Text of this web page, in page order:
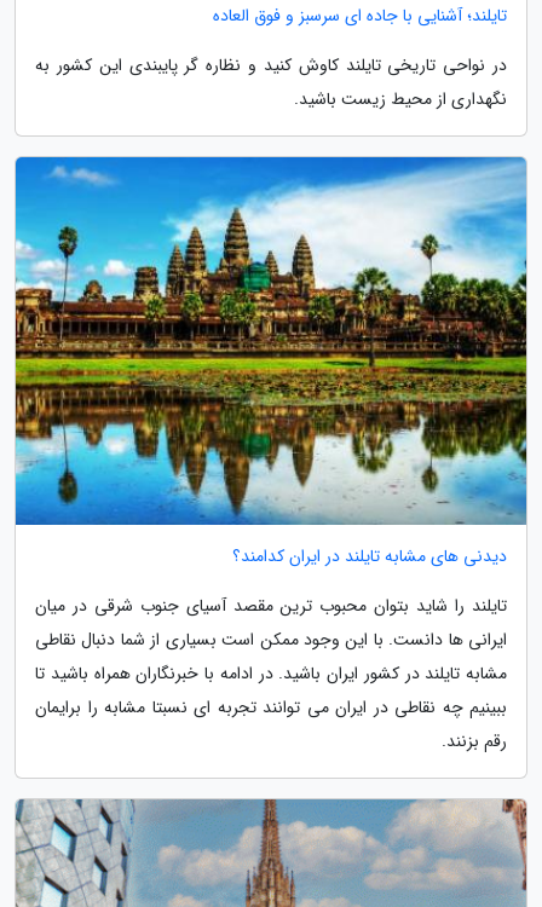
تایلند؛ آشنایی با جاده ای سرسبز و فوق العاده
در نواحی تاریخی تایلند کاوش کنید و نظاره گر پایبندی این کشور به
نگهداری از محیط زیست باشید.
دیدنی های مشابه تایلند در ایران کدامند؟
تایلند را شاید بتوان محبوب ترین مقصد آسیای جنوب شرقی در میان
ایرانی ها دانست. با این وجود ممکن است بسیاری از شما دنبال نقاطی
مشابه تایلند در کشور ایران باشید. در ادامه با خبرنگاران همراه باشید تا
ببینیم چه نقاطی در ایران می توانند تجربه ای نسبتا مشابه را برایمان
رقم بزنند.